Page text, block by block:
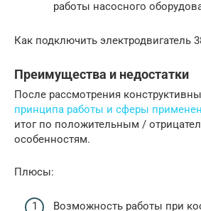
работы насосного
Как подключить электродвигатель
Преимущества и недостатки
После рассмотрения
принципа работы и сферы
итог по положительным /
особенностям.
Плюсы:
Возможность работы при